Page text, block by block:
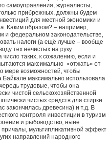
самоуправления, журналисты,
прибрежных, должны будем
для местной экономики и
Каким образом? – например,
и федеральном законодательстве,
налоги (а ещё лучше – вообще
тех нечистых на руку
число таких, к сожалению, если и
максимально «отжать» от
мере возможностей, чтобы
максимально использовала
трудовые, чтобы она
чистой сельскохозяйственной
чистых средств для стирки
закончилась древесина) и т.д. В
контроля инвестиции в туризм
и рыбоводство, ныне
мультипликативной эффект
направлений народного